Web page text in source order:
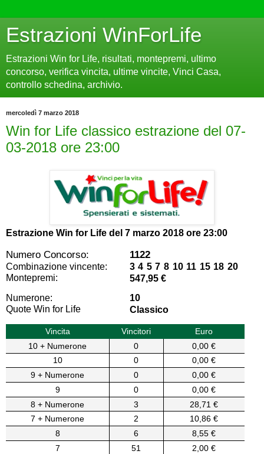
Estrazioni WinForLife
Estrazioni Win for Life, risultati, montepremi, ultimo
concorso, verifica vincita, ultime vincite, Vinci Casa,
controllo schedina, archivio.
mercoledì 7 marzo 2018
Win for Life classico estrazione del 07-
03-2018 ore 23:00
Estrazione Win for Life del 7 marzo 2018 ore 23:00
Numero Concorso: 1122
Combinazione vincente:
3 4 5 7 8 10 11 15 18 20
Montepremi:
547,95 €
Numerone:
10
Quote Win for Life
Classico
Vincita Vincitori
Euro
10 + Numerone
0
0,00 €
10
0
0,00 €
9 + Numerone
0
0,00 €
9
0
0,00 €
8 + Numerone
3
28,71 €
7 + Numerone
2
10,86 €
8
6
8,55 €
7
51
2,00 €